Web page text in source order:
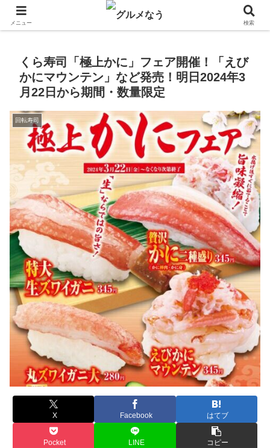
飲食店キャンペーン・食品飲料お菓子新発売のグルメニュース。
くら寿司「極上かに」フェア開催！「えび
かにマウンテン」など発売！明日2024年3
月22日から期間・数量限定
回転寿司
X Facebook はてブ
Pocket LINE コピー
メニュー 検索